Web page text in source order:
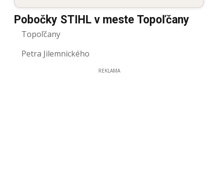
Pobočky STIHL v meste Topoľčany
Topoľčany
Petra Jilemnického
REKLAMA